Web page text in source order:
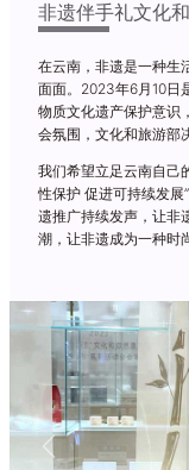
非遗伴手礼文化
在云南，非遗是一种生
面面。2023年6月10日
物质文化遗产保护意识
会氛围，文化和旅游部
我们希望立足云南自己
性保护 促进可持续发展
遗推广持续发声，让非
潮，让非遗成为一种时
Previous